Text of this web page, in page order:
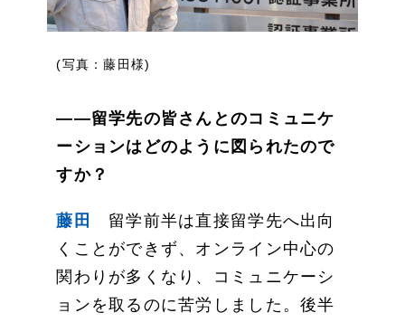
(写真：藤田様)
――留学先の皆さんとのコミュニケ
ーションはどのように図られたので
すか？
藤田
留学前半は直接留学先へ出向
くことができず、オンライン中心の
関わりが多くなり、コミュニケーシ
ョンを取るのに苦労しました。後半